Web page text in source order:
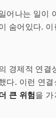
어나는 일이
숨어있다.
경제적 연결
다. 이런 연
큰 위험을